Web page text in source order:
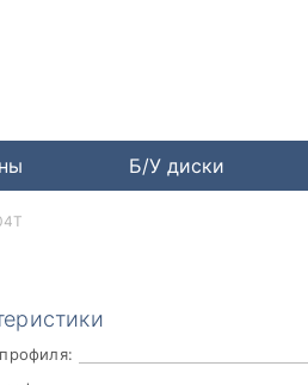
Б/У диски